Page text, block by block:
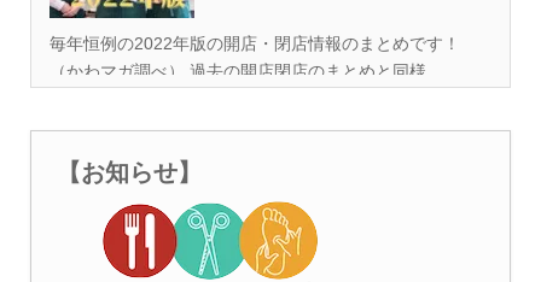
毎年恒例の2022年版の開店・閉店情報のまとめです！
（かわマガ調べ） 過去の開店閉店のまとめと同様...
【お知らせ】